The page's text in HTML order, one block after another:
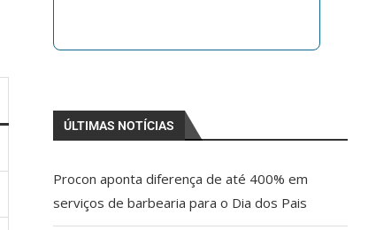
ÚLTIMAS NOTÍCIAS
Procon aponta diferença de até 400% em
serviços de barbearia para o Dia dos Pais